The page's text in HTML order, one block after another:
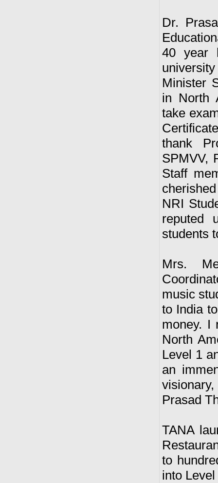
Dr.
40 year
Minister
in North
take
thank
SPMVV,
Staff
NRI
reputed
students
Mrs.
music
to India
money. I
North
Level 1
an
Prasad
TANA
to
into